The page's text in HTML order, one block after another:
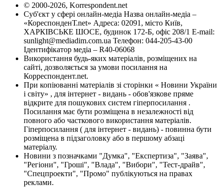
© 2000-2026, Korrespondent.net
Суб'єкт у сфері онлайн-медіа Назва онлайн-медіа –
«КореспонденТ.net» Адреса: 02091, місто Київ,
ХАРКІВСЬКЕ ШОСЕ, будинок 172-Б, офіс 208/1 E-mail:
sunlight@mediadim.com.ua Телефон: 044-205-43-00
Ідентифікатор медіа – R40-06068
Використання будь-яких матеріалів, розміщених на
сайті, дозволяється за умови посилання на
Корреспондент.net.
При копіюванні матеріалів зі сторінки « Новини України
і світу» , для інтернет - видань - обов'язкове пряме
відкрите для пошукових систем гіперпосилання .
Посилання має бути розміщена в незалежності від
повного або часткового використання матеріалів.
Гіперпосилання ( для інтернет - видань) - повинна бути
розміщена в підзаголовку або в першому абзаці
матеріалу.
Новини з позначками "Думка", "Експертиза", "Заява",
"Регіони", "Гроші", "Влада", "Вибори", "Тест-драйв",
"Спецпроекти", "Промо" публікуються на правах
реклами.